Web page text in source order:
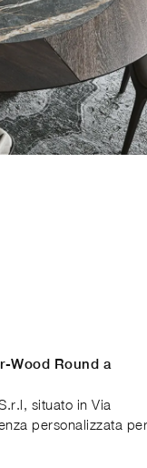
Wood Round a
situato in Via
personalizzata per